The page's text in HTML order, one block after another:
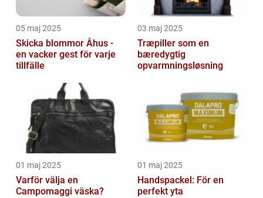
05 maj 2025
Skicka blommor Åhus -
en vacker gest för varje
tillfälle
03 maj 2025
Træpiller som en
bæredygtig
opvarmningsløsning
01 maj 2025
Varför välja en
Campomaggi väska?
01 maj 2025
Handspackel: För en
perfekt yta